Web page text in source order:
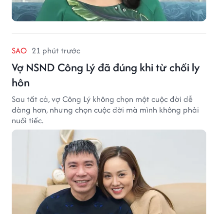
SAO 21 phút trước
Vợ NSND Công Lý đã đúng khi từ chối ly
hôn
Sau tất cả, vợ Công Lý không chọn một cuộc đời dễ
dàng hơn, nhưng chọn cuộc đời mà mình không phải
nuối tiếc.